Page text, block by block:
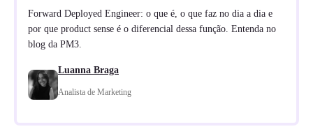
Forward Deployed Engineer: o que é, o que faz no dia a dia e
por que product sense é o diferencial dessa função. Entenda no
blog da PM3.
Luanna Braga
Analista de Marketing